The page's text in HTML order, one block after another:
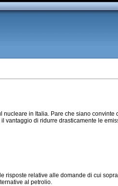
in Italia. Pare che siano convinte
vantaggio di ridurre drasticamente le
risposte relative alle domande di cui
al petrolio.